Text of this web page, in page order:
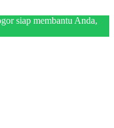
siap membantu Anda,